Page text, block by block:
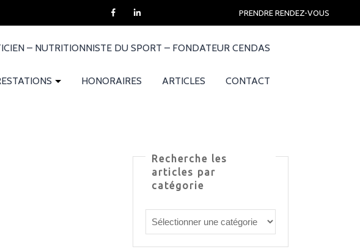
PRENDRE RENDEZ-VOUS
– NUTRITIONNISTE DU SPORT – FONDATEUR CENDAS
HONORAIRES ARTICLES CONTACT
Recherche les
articles par
catégorie